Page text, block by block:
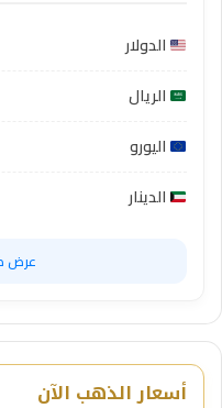
الدولار
الريال
اليورو
الدينار
عرض
أسعار الذهب الآن